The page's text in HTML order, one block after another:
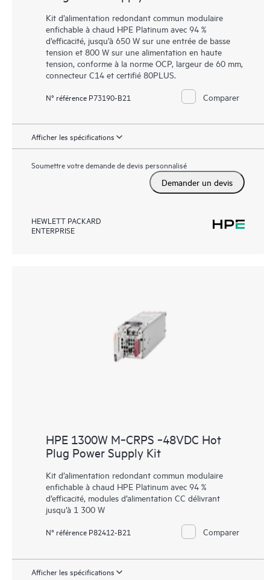
Kit d’alimentation redondant commun modulaire
enfichable à chaud HPE Platinum avec 94 %
d’efficacité, jusqu’à 650 W sur une entrée de basse
tension et 800 W sur une alimentation en haute
tension, conforme à la norme OCP, largeur de 60 mm,
connecteur C14 et certifié 80PLUS.
N° référence P73190-B21 Comparer
Afficher les spécifications
Soumettre votre demande de devis personnalisé
Demander un devis
HEWLETT PACKARD
ENTERPRISE
HPE 1300W M‑CRPS ‑48VDC Hot
Plug Power Supply Kit
Kit d’alimentation redondant commun modulaire
enfichable à chaud HPE Platinum avec 94 %
d’efficacité, modules d’alimentation CC délivrant
jusqu’à 1 300 W
N° référence P82412-B21 Comparer
Afficher les spécifications